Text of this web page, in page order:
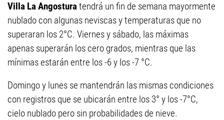
Villa La Angosturatendrá un fin de semana mayormente
nublado con algunas neviscas y temperaturas que no
superaran los 2°C. Viernes y sábado, las máximas
apenas superarán los cero grados, mientras que las
mínimas estarán entre los -6 y los -7 °C.
Domingo y lunes se mantendrán las mismas condiciones
con registros que se ubicarán entre los 3° y los -7°C,
cielo nublado pero sin probabilidades de nieve.